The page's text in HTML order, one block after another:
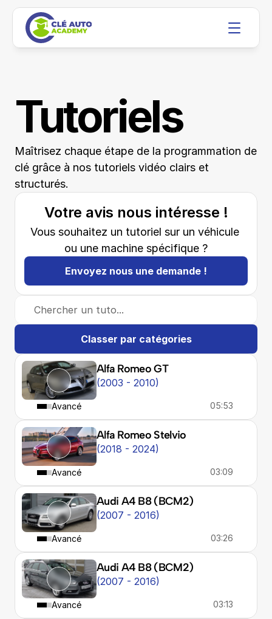
Tutoriels
Maîtrisez chaque étape de la programmation de
clé grâce à nos tutoriels vidéo clairs et
structurés.
Votre avis nous intéresse !
Vous souhaitez un tutoriel sur un véhicule
ou une machine spécifique ?
Envoyez nous une demande !
Chercher un tuto...
Classer par catégories
Avancé
Alfa Romeo GT
(2003 - 2010)
05:53
Avancé
Alfa Romeo Stelvio
(2018 - 2024)
03:09
Avancé
Audi A4 B8 (BCM2)
(2007 - 2016)
03:26
Avancé
Audi A4 B8 (BCM2)
(2007 - 2016)
03:13